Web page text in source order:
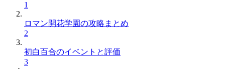
1
ロマン開花学園の攻略まとめ
2
初白百合のイベントと評価
3